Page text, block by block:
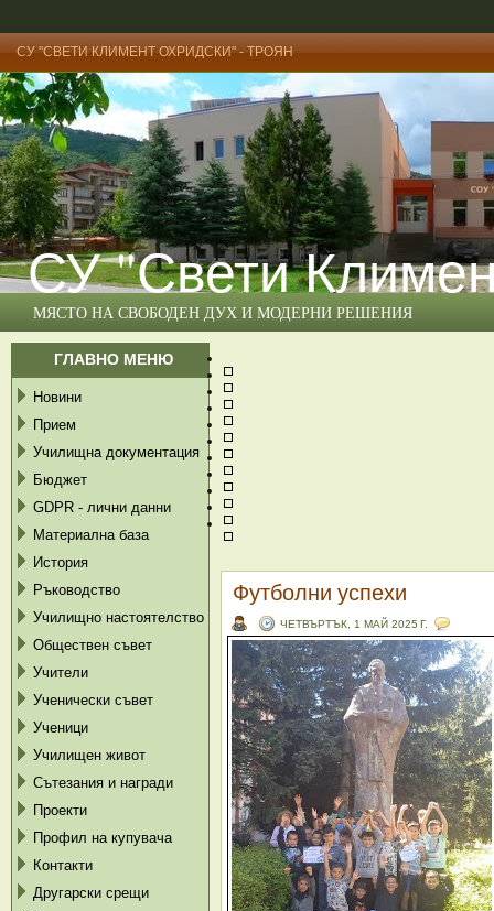
СУ "СВЕТИ КЛИМЕНТ ОХРИДСКИ" - ТРОЯН
СУ "Свети
МЯСТО НА СВОБОДЕН ДУХ И МОДЕРНИ РЕШЕНИЯ
ГЛАВНО МЕНЮ
Новини
Прием
Училищна документация
Бюджет
GDPR - лични данни
Материална база
История
Ръководство
Училищно настоятелство
Обществен съвет
Учители
Ученически съвет
Ученици
Училищен живот
Сътезания и награди
Проекти
Профил на купувача
Контакти
Другарски срещи
Футболни успехи
ЧЕТВЪРТЪК, 1 МАЙ 2025 Г.